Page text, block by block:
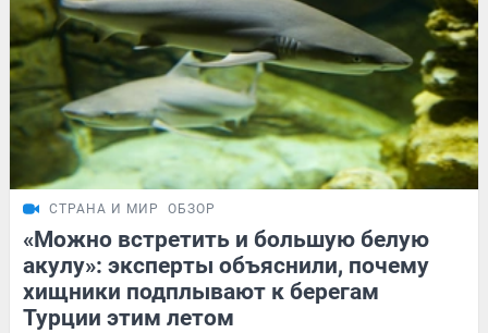
СТРАНА И МИР ОБЗОР
«Можно встретить и большую белую
акулу»: эксперты объяснили, почему
хищники подплывают к берегам
Турции этим летом